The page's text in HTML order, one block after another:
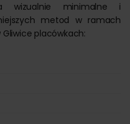
wizualnie minimalne i
metod w ramach
placówkach: